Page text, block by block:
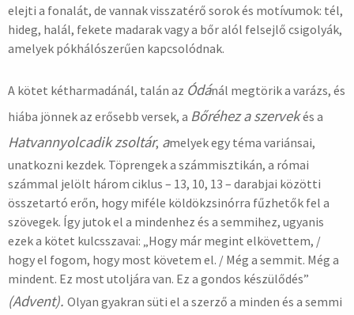
elejti a fonalát, de vannak visszatérő sorok és motívumok: tél,
hideg, halál, fekete madarak vagy a bőr alól felsejlő csigolyák,
amelyek pókhálószerűen kapcsolódnak.
A kötet kétharmadánál, talán az Ódánál megtörik a varázs, és
hiába jönnek az erősebb versek, a Bőréhez a szervekés a
Hatvannyolcadik zsoltár, amelyek egy téma variánsai,
unatkozni kezdek. Töprengek a számmisztikán, a római
számmal jelölt három ciklus – 13, 10, 13 – darabjai közötti
összetartó erőn, hogy miféle köldökzsinórra fűzhetők fel a
szövegek. Így jutok el a mindenhez és a semmihez, ugyanis
ezek a kötet kulcsszavai: „Hogy már megint elkövettem, /
hogy el fogom, hogy most követem el. / Még a semmit. Még a
mindent. Ez most utoljára van. Ez a gondos készülődés”
(Advent). Olyan gyakran süti el a szerző a minden és a semmi